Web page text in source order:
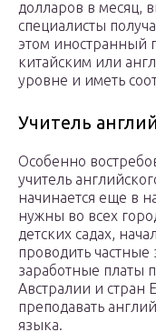
долларов в месяц,
специалисты
этом иностранный
китайским или
уровне и иметь
Учитель
Особенно
учитель
начинается еще в
нужны во всех
детских садах,
проводить
заработные платы
Австралии и стран
преподавать
языка.